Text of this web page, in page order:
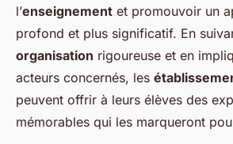
l’enseignement et promouvoir un
profond et plus significatif. En
organisation rigoureuse et en
acteurs concernés, les
peuvent offrir à leurs élèves des
mémorables qui les marqueront